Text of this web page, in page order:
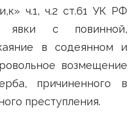
ч.1, ч.2 ст.61 УК РФ
явки с повинной,
в содеянном и
возмещение
причиненного в
преступления.